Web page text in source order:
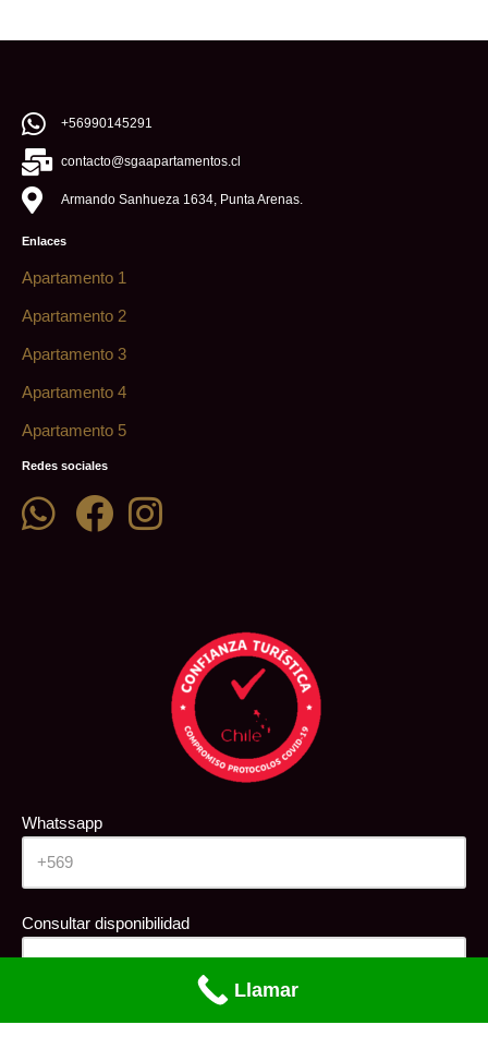
+56990145291
contacto@sgaapartamentos.cl
Armando Sanhueza 1634, Punta Arenas.
Enlaces
Apartamento 1
Apartamento 2
Apartamento 3
Apartamento 4
Apartamento 5
Redes sociales
Whatssapp
Consultar disponibilidad
Llamar